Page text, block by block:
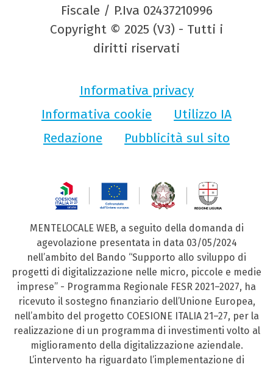
Fiscale / P.Iva 02437210996
Copyright © 2025 (V3) - Tutti i
diritti riservati
Informativa privacy
Informativa cookie
Utilizzo IA
Redazione
Pubblicità sul sito
MENTELOCALE WEB, a seguito della domanda di
agevolazione presentata in data 03/05/2024
nell’ambito del Bando “Supporto allo sviluppo di
progetti di digitalizzazione nelle micro, piccole e medie
imprese” - Programma Regionale FESR 2021–2027, ha
ricevuto il sostegno finanziario dell’Unione Europea,
nell’ambito del progetto COESIONE ITALIA 21–27, per la
realizzazione di un programma di investimenti volto al
miglioramento della digitalizzazione aziendale.
L’intervento ha riguardato l’implementazione di